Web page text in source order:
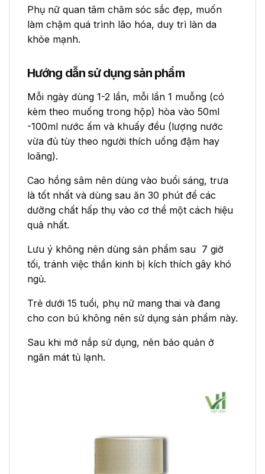
Phụ nữ quan tâm chăm sóc sắc đẹp, muốn
làm chậm quá trình lão hóa, duy trì làn da
khỏe mạnh.
Hướng dẫn sử dụng sản phẩm
Mỗi ngày dùng 1-2 lần, mỗi lần 1 muỗng (có
kèm theo muống trong hộp) hòa vào 50ml
-100ml nước ấm và khuấy đều (lượng nước
vừa đủ tùy theo người thích uống đậm hay
loãng).
Cao hồng sâm nên dùng vào buổi sáng, trưa
là tốt nhất và dùng sau ăn 30 phút để các
dưỡng chất hấp thụ vào cơ thể một cách hiệu
quả nhất.
Lưu ý không nên dùng sản phẩm sau 7 giờ
tối, tránh việc thần kinh bị kích thích gây khó
ngủ.
Trẻ dưới 15 tuổi, phụ nữ mang thai và đang
cho con bú không nên sử dụng sản phẩm này.
Sau khi mở nắp sử dụng, nên bảo quản ở
ngăn mát tủ lạnh.